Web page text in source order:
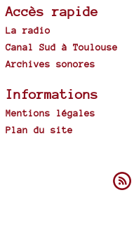
Accès rapide
La radio
Canal Sud à Toulouse
Archives sonores
Informations
Mentions légales
Plan du site